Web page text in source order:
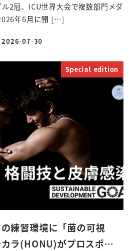
2冠、ICU世界大会で複数部門メダ
年6月に開 […]
投稿日
2026-07-30
Special edition
練習環境に「菌の可視
ラ(HONU)がプロスポ…